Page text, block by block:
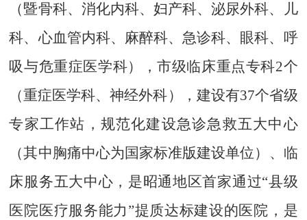
（暨骨科、消化内科、妇产科、泌尿外科、儿
科、心血管内科、麻醉科、急诊科、眼科、呼
吸与危重症医学科），市级临床重点专科2个
（重症医学科、神经外科），建设有37个省级
专家工作站，规范化建设急诊急救五大中心
（其中胸痛中心为国家标准版建设单位）
、 临
床服务五大中心 ， 是昭通地区首家通过“县级
医院医疗服务能力 ”提质达标建设的医院，是